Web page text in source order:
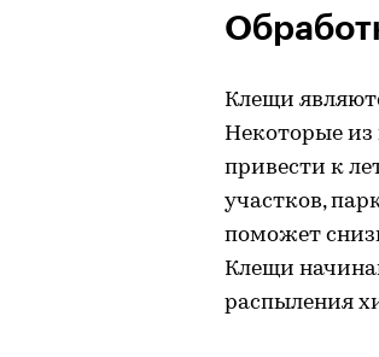
Клещи
Некоторые из
привести к
участков,
поможет
Клещи
распыления